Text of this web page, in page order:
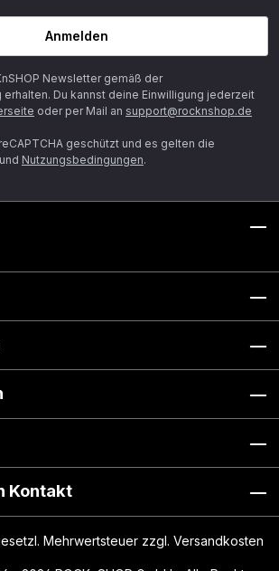
Anmelden
Newsletter gemäß der
erhalten. Du kannst deine Einwilligung jederzeit
oder per Mail an support@rocknshop.de
geschützt und es gelten die
und Nutzungsbedingungen.
Kontakt
Mehrwertsteuer zzgl. Versandkosten